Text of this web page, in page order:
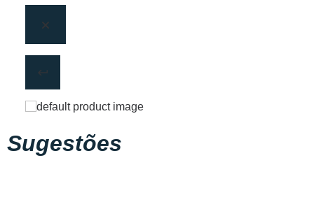
Sugestões